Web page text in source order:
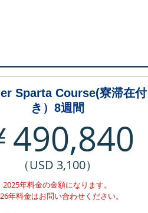
Sparta Course(寮滞在付
き）8週間
490,840
（USD 3,100）
2025年料金の金額になります。
年料金はお問い合わせください。